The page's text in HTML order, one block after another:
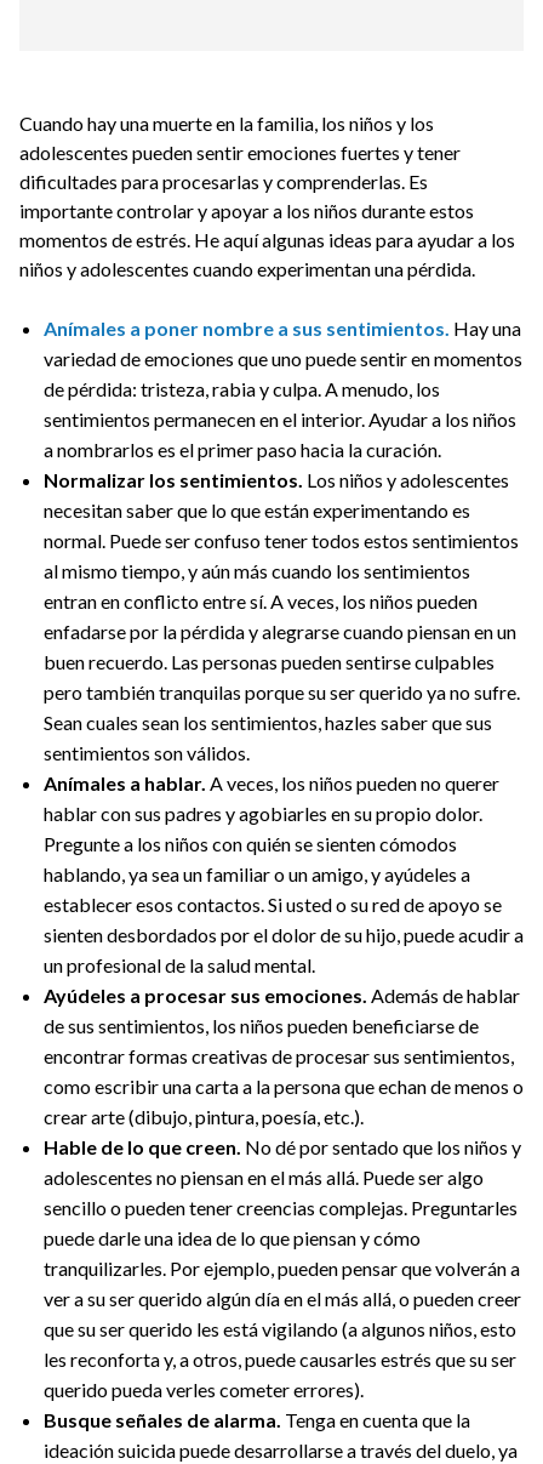
Cuando hay una muerte en la familia, los niños y los
adolescentes pueden sentir emociones fuertes y tener
dificultades para procesarlas y comprenderlas. Es
importante controlar y apoyar a los niños durante estos
momentos de estrés. He aquí algunas ideas para ayudar a los
niños y adolescentes cuando experimentan una pérdida.
Anímales a poner nombre a sus sentimientos. Hay una
variedad de emociones que uno puede sentir en momentos
de pérdida: tristeza, rabia y culpa. A menudo, los
sentimientos permanecen en el interior. Ayudar a los niños
a nombrarlos es el primer paso hacia la curación.
Normalizar los sentimientos. Los niños y adolescentes
necesitan saber que lo que están experimentando es
normal. Puede ser confuso tener todos estos sentimientos
al mismo tiempo, y aún más cuando los sentimientos
entran en conflicto entre sí. A veces, los niños pueden
enfadarse por la pérdida y alegrarse cuando piensan en un
buen recuerdo. Las personas pueden sentirse culpables
pero también tranquilas porque su ser querido ya no sufre.
Sean cuales sean los sentimientos, hazles saber que sus
sentimientos son válidos.
Anímales a hablar. A veces, los niños pueden no querer
hablar con sus padres y agobiarles en su propio dolor.
Pregunte a los niños con quién se sienten cómodos
hablando, ya sea un familiar o un amigo, y ayúdeles a
establecer esos contactos. Si usted o su red de apoyo se
sienten desbordados por el dolor de su hijo, puede acudir a
un profesional de la salud mental.
Ayúdeles a procesar sus emociones. Además de hablar
de sus sentimientos, los niños pueden beneficiarse de
encontrar formas creativas de procesar sus sentimientos,
como escribir una carta a la persona que echan de menos o
crear arte (dibujo, pintura, poesía, etc.).
Hable de lo que creen. No dé por sentado que los niños y
adolescentes no piensan en el más allá. Puede ser algo
sencillo o pueden tener creencias complejas. Preguntarles
puede darle una idea de lo que piensan y cómo
tranquilizarles. Por ejemplo, pueden pensar que volverán a
ver a su ser querido algún día en el más allá, o pueden creer
que su ser querido les está vigilando (a algunos niños, esto
les reconforta y, a otros, puede causarles estrés que su ser
querido pueda verles cometer errores).
Busque señales de alarma. Tenga en cuenta que la
ideación suicida puede desarrollarse a través del duelo, ya